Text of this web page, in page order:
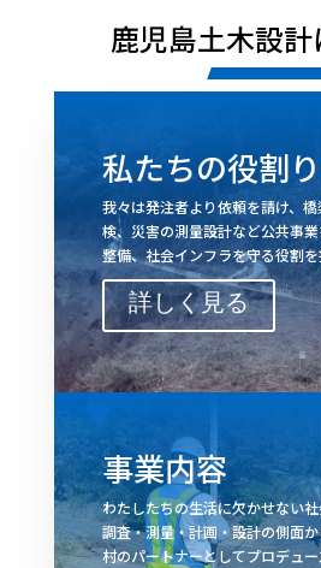
鹿児島土木設計
私たちの役割り
我々は発注者より依頼を請け、
検、災害の測量設計など公共事
整備、社会インフラを守る役割
詳しく見る
事業内容
わたしたちの生活に欠かせない
調査・測量・計画・設計の側面
村のパートナーとしてプロデュ